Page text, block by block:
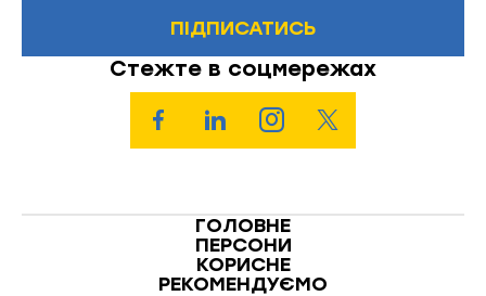
ПІДПИСАТИСЬ
Стежте в соцмережах
ГОЛОВНЕ
ПЕРСОНИ
КОРИСНЕ
РЕКОМЕНДУЄМО